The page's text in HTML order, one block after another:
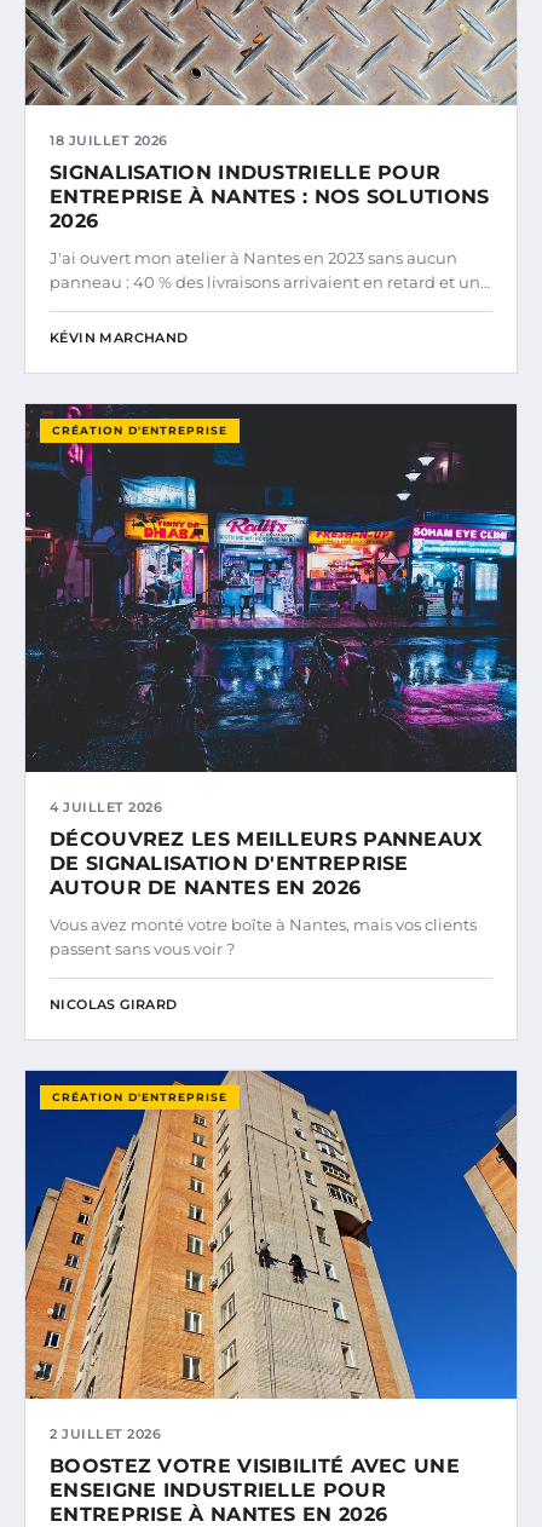
18 JUILLET 2026
SIGNALISATION INDUSTRIELLE POUR
ENTREPRISE À NANTES : NOS SOLUTIONS
2026
J'ai ouvert mon atelier à Nantes en 2023 sans aucun
panneau : 40 % des livraisons arrivaient en retard et un…
KÉVIN MARCHAND
CRÉATION D'ENTREPRISE
4 JUILLET 2026
DÉCOUVREZ LES MEILLEURS PANNEAUX
DE SIGNALISATION D'ENTREPRISE
AUTOUR DE NANTES EN 2026
Vous avez monté votre boîte à Nantes, mais vos clients
passent sans vous voir ?
NICOLAS GIRARD
CRÉATION D'ENTREPRISE
2 JUILLET 2026
BOOSTEZ VOTRE VISIBILITÉ AVEC UNE
ENSEIGNE INDUSTRIELLE POUR
ENTREPRISE À NANTES EN 2026